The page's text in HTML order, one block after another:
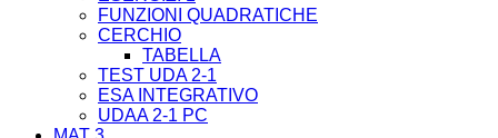
FUNZIONI QUADRATICHE
CERCHIO
TABELLA
TEST UDA 2-1
ESA INTEGRATIVO
UDAA 2-1 PC